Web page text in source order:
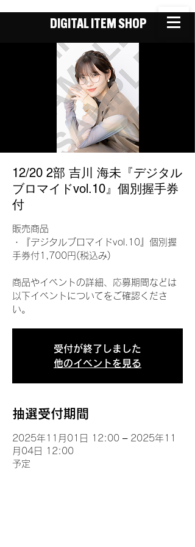
DIGITAL ITEM SHOP
12/20 2部 吉川 海未『デジタル
ブロマイドvol.10』個別握手券
付
販売商品
・『デジタルブロマイドvol.10』個別握
手券付1,700円(税込み)
商品やイベントの詳細、応募期間などは
以下イベントについてをご確認くださ
い。
受付が終了しました
他のイベントを見る
抽選受付期間
2025年11月01日 12:00 – 2025年11
月04日 12:00
予定